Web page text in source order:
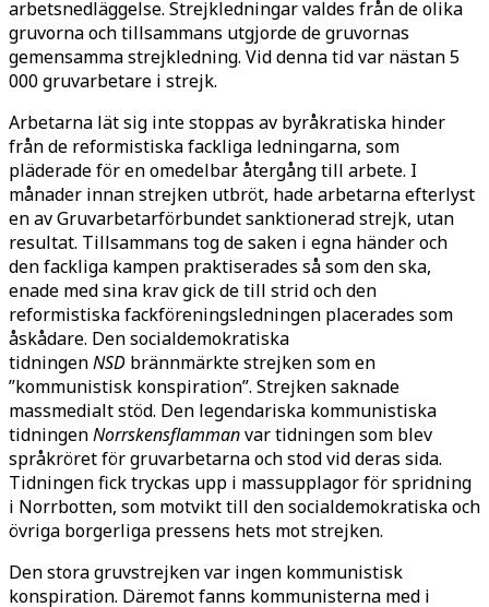
arbetsnedläggelse. Strejkledningar valdes från de olika
gruvorna och tillsammans utgjorde de gruvornas
gemensamma strejkledning. Vid denna tid var nästan 5
000 gruvarbetare i strejk.
Arbetarna lät sig inte stoppas av byråkratiska hinder
från de reformistiska fackliga ledningarna, som
pläderade för en omedelbar återgång till arbete. I
månader innan strejken utbröt, hade arbetarna efterlyst
en av Gruvarbetarförbundet sanktionerad strejk, utan
resultat. Tillsammans tog de saken i egna händer och
den fackliga kampen praktiserades så som den ska,
enade med sina krav gick de till strid och den
reformistiska fackföreningsledningen placerades som
åskådare. Den socialdemokratiska
tidningenNSD brännmärkte strejken som en
”kommunistisk konspiration”. Strejken saknade
massmedialt stöd. Den legendariska kommunistiska
tidningenNorrskensflammanvar tidningen som blev
språkröret för gruvarbetarna och stod vid deras sida.
Tidningen fick tryckas upp i massupplagor för spridning
i Norrbotten, som motvikt till den socialdemokratiska och
övriga borgerliga pressens hets mot strejken.
Den stora gruvstrejken var ingen kommunistisk
konspiration. Däremot fanns kommunisterna med i